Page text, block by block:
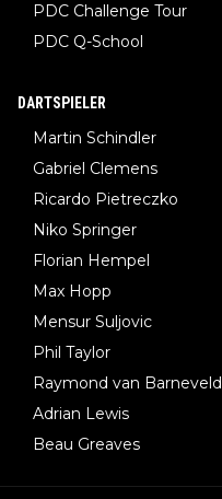
PDC Challenge Tour
PDC Q-School
DARTSPIELER
Martin Schindler
Gabriel Clemens
Ricardo Pietreczko
Niko Springer
Florian Hempel
Max Hopp
Mensur Suljovic
Phil Taylor
Raymond van Barneveld
Adrian Lewis
Beau Greaves